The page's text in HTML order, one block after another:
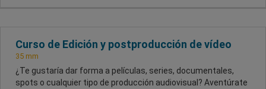
Curso de Edición y postproducción de vídeo
35 mm
¿Te gustaría dar forma a películas, series, documentales,
spots o cualquier tipo de producción audiovisual? Aventúrate